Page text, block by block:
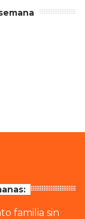
familia sin